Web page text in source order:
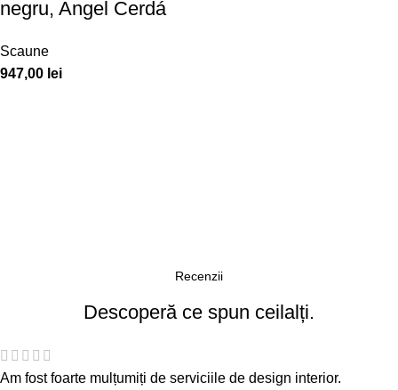
negru, Angel Cerdá
Scaune
947,00 lei
Recenzii
Descoperă ce spun ceilalți.
Am fost foarte mulțumiți de serviciile de design interior.